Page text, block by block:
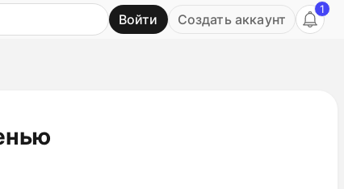
Войти Создать аккаунт
1